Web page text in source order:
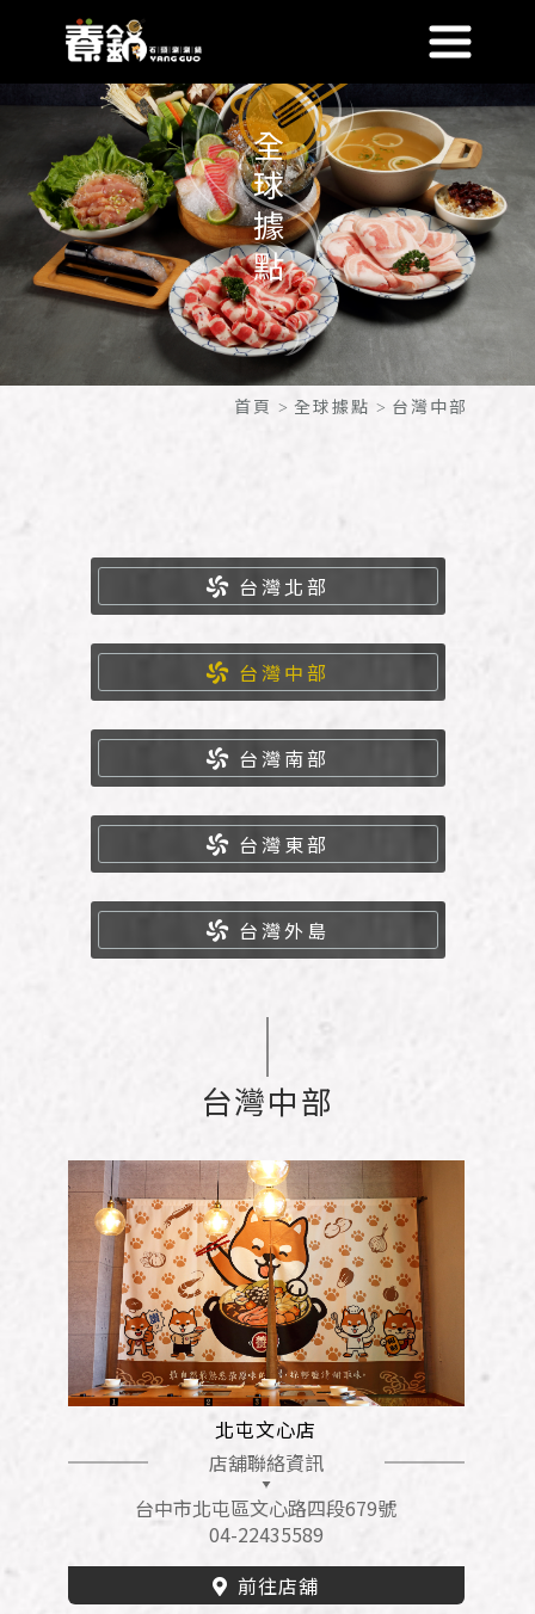
Follow Us/
全球據點
首頁 全球據點 台灣中部
台灣北部
台灣中部
台灣南部
台灣東部
台灣外島
台灣中部
北屯文心店
店舖聯絡資訊
台中市北屯區文心路四段679號
04-22435589
前往店舖